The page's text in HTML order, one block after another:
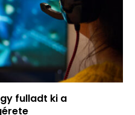
fulladt ki a